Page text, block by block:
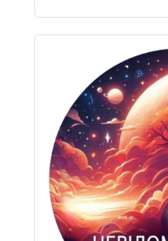
Виберіть свою